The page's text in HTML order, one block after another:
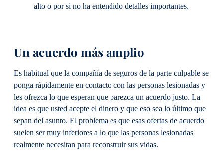
alto o por si no ha entendido detalles importantes.
Un acuerdo más amplio
Es habitual que la compañía de seguros de la parte culpable se
ponga rápidamente en contacto con las personas lesionadas y
les ofrezca lo que esperan que parezca un acuerdo justo. La
idea es que usted acepte el dinero y que eso sea lo último que
sepan del asunto. El problema es que esas ofertas de acuerdo
suelen ser muy inferiores a lo que las personas lesionadas
realmente necesitan para reconstruir sus vidas.